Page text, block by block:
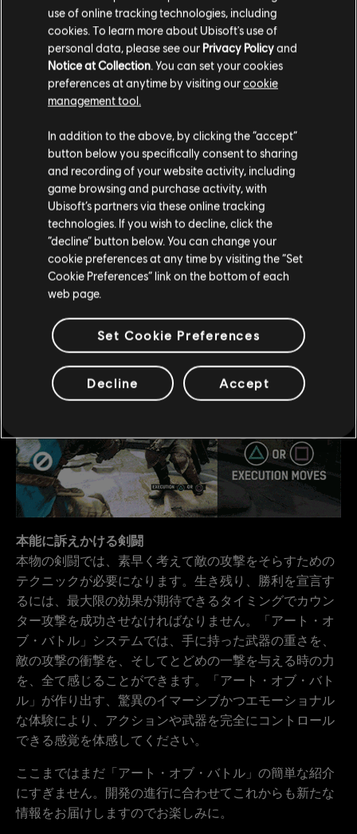
ゲームのインターフェースにも、スタンスや武器の構え
方によって対戦相手の意図が明確に表示されます。そう
した兆候を見て、これから来る攻撃をブロックするか、
反対側に攻撃を打ち込むかを決めることができます。ま
たは、同じ方法を使ってフェイント攻撃を行い、敵を混
乱させることも可能です。私たちが作り出したダイナミ
ックな戦闘コントロール哲学により、プレイヤーはアク
ションとリアクションを素早く使い分けるテクニックを
駆使して、どのような敵にも対応できるようになってい
本能に訴えかける剣闘
本物の剣闘では、素早く考えて敵の攻撃をそらすための
テクニックが必要になります。生き残り、勝利を宣言す
るには、最大限の効果が期待できるタイミングでカウン
ター攻撃を成功させなければなりません。「アート・オ
ブ・バトル」システムでは、手に持った武器の重さを、
敵の攻撃の衝撃を、そしてとどめの一撃を与える時の力
を、全て感じることができます。「アート・オブ・バト
ル」が作り出す、驚異のイマーシブかつエモーショナル
な体験により、アクションや武器を完全にコントロール
できる感覚を体感してください。
ここまではまだ「アート・オブ・バトル」の簡単な紹介
にすぎません。開発の進行に合わせてこれからも新たな
情報をお届けしますのでお楽しみに。
use of online tracking technologies, including
cookies. To learn more about Ubisoft's use of
personal data, please see our Privacy Policyand
Notice at Collection . You can set your cookies
preferences at anytime by visiting ourcookie
management tool.
In addition to the above, by clicking the “accept”
button below you specifically consent to sharing
and recording of your website activity, including
game browsing and purchase activity, with
Ubisoft’s partners via these online tracking
technologies. If you wish to decline, click the
“decline” button below. You can change your
cookie preferences at any time by visiting the “Set
Cookie Preferences” link on the bottom of each
web page.
Set Cookie Preferences
Decline Accept